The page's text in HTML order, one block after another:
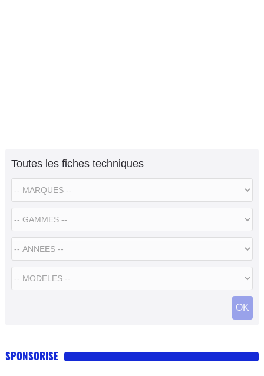
Toutes les fiches techniques
SPONSORISE